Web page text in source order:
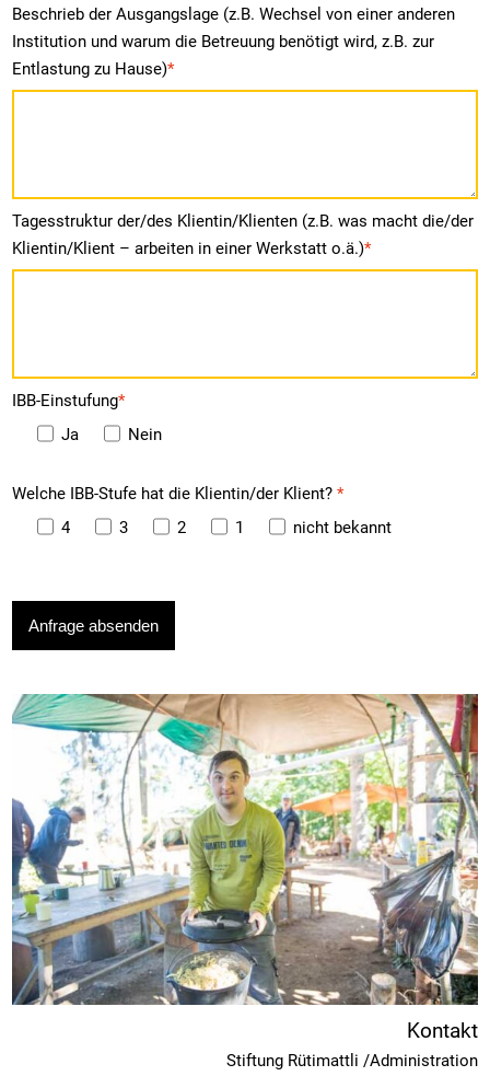
Beschrieb der Ausgangslage (z.B. Wechsel von einer anderen
Institution und warum die Betreuung benötigt wird, z.B. zur
Entlastung zu Hause)*
Tagesstruktur der/des Klientin/Klienten (z.B. was macht die/der
Klientin/Klient – arbeiten in einer Werkstatt o.ä.)*
IBB-Einstufung*
Ja
Nein
Welche IBB-Stufe hat die Klientin/der Klient?*
4
3 2 1 nicht bekannt
Kontakt
Stiftung Rütimattli /Administration